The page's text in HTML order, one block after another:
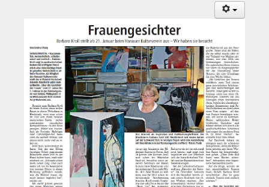
Künstler*innen der
Remise
Grundsatzprogramm
Historie
Impressum
Mitglieder-Info
Sonderpreis Kultur
Veranstaltungen